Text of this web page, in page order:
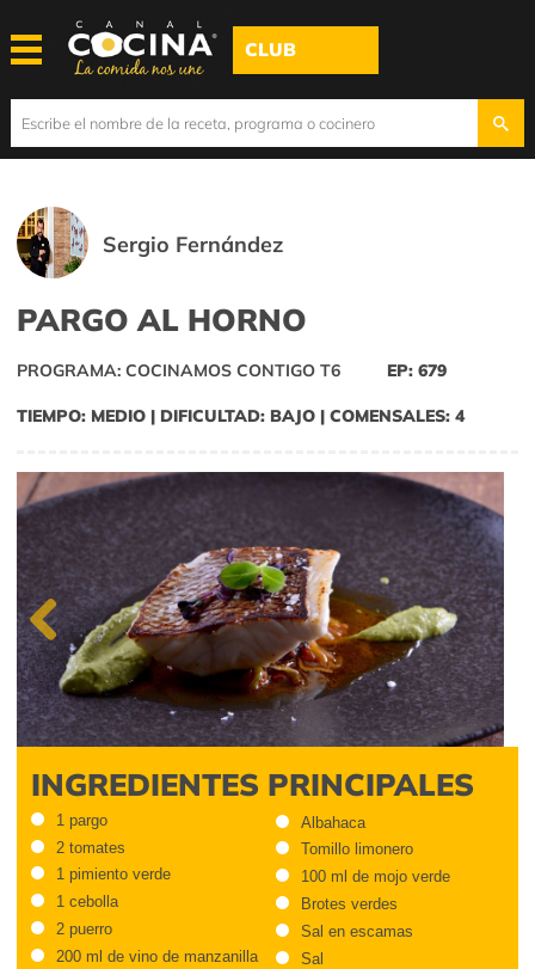
CLUB
Sergio Fernández
PARGO AL HORNO
PROGRAMA: COCINAMOS CONTIGO T6 EP: 679
TIEMPO: MEDIO | DIFICULTAD: BAJO | COMENSALES: 4
Previous
INGREDIENTES PRINCIPALES
1 pargo
2 tomates
1 pimiento verde
1 cebolla
2 puerro
200 ml de vino de manzanilla
Albahaca
Tomillo limonero
100 ml de mojo verde
Brotes verdes
Sal en escamas
Sal